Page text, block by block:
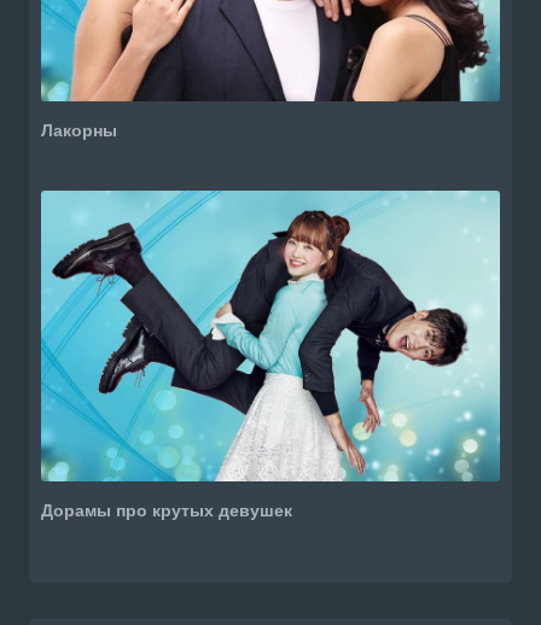
Лакорны
Дорамы про крутых девушек